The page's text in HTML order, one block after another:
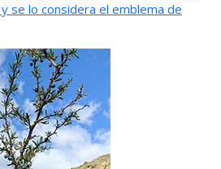
se lo considera el emblema de